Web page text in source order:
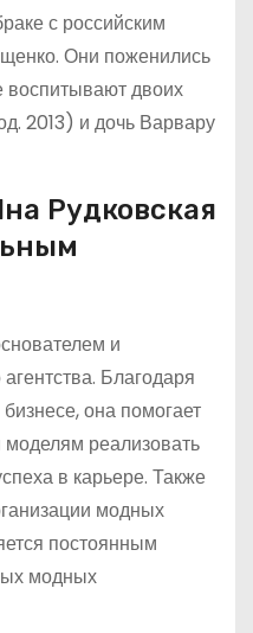
с российским
Они поженились
воспитывают двоих
2013) и дочь Варвару
Рудковская
и
Благодаря
она помогает
реализовать
в карьере. Также
модных
постоянным
модных